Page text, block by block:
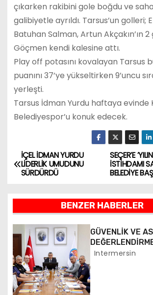
çıkarken rakibini gole boğdu ve
galibiyetle ayrıldı. Tarsus’un golleri;
Batuhan Salman, Artun Akçakın’ın
Göçmen kendi kalesine attı.
Play off potasını kovalayan Tarsus
puanını 37’ye yükseltirken 9’uncu
yerleşti.
Tarsus İdman Yurdu haftaya
Belediyespor’u konuk edecek.
Y
a
z
ı
g
e
z
SEÇER’E
İSTİHDAMI
BELEDİYE
İÇEL İDMAN YURDU
LİDERLİK UMUDUNU
SÜRDÜRDÜ
BENZER HABERLER
GÜVENLİK VE
YAPILDI
Intermersin